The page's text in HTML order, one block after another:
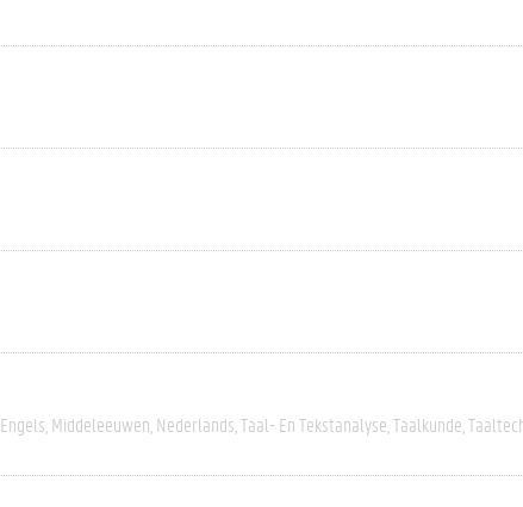
Engels Middeleeuwen Nederlands Taal- En Tekstanalyse Taalkunde